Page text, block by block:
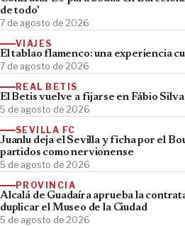
de todo'
7 de agosto de 2026
VIAJES
El tablao flamenco: una experiencia
7 de agosto de 2026
REAL BETIS
El Betis vuelve a fijarse en Fábio
5 de agosto de 2026
SEVILLA FC
Juanlu deja el Sevilla y ficha por el
partidos como nervionense
5 de agosto de 2026
PROVINCIA
Alcalá de Guadaíra aprueba la
duplicar el Museo de la Ciudad
5 de agosto de 2026